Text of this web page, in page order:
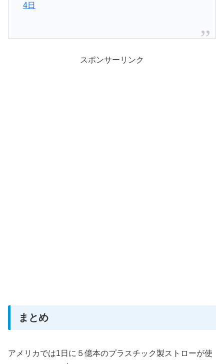
4日
スポンサーリンク
まとめ
アメリカでは1日に５億本のプラスチック製ストローが使